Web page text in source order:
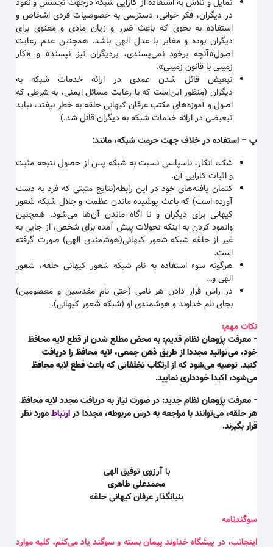
در دیگران، فکر خوانی، دسترسی به خصوصیات فردی اشخاص و
استفاده به نحوی که باعث ضرر و زیان مادی و معنوی برای
دیگران بوده و مغایر با عدل الهی باشد. همچنین عدم رعایت
اصول«آنچه برخود نمی‌پسندی، بردیگران نیز نپسند» و «کار
زمینی با قانون زمینی».
تبعیض قائل شدن عمدی در ارائه خدمات شبکه به
دیگران(منظور این‌است که با رعایت مسائل ایمنی، به شرطی که
اصول و آموزه‌های مکتب عرفان کیهانی حلقه به خطر نیفتد، نباید
تبعیضی در ارائه خدمات شبکه به دیگران قائل شد.)
– استفاده در خلاف جهت حرمت شبکه، مانند:
شک، انکار، ناسپاسی نسبت به شبکه پس از حصول نتیجه مثبت
و اثبات کارایی آن.
کتمان یافته‌های خود در این رابطه(نتایج مثبتی که فرد به دست
آورده است) که باعث پوشیده ماندن عظمت و جلال شبکه شعور
کیهانی برای دیگران و نا اگاه ماندن آن‌ها می‌شود. همچنین
وانمود کردن به اینکه تحولات پیش آمده برای شخص، از جایی به
غیر از حلقه شبکه شعور کیهانی(هوشمندی الهی) صورت گرفته
است.
هرگونه سوء استفاده به نام شبکه شعور کیهانی حلقه، شعور
الهی و…
در راس قرار دادن هر نامی (حتی نام مقدسین و معصومین)
بجای نام خداوند و هوشمندی او (شبکه شعور کیهانی).
نکات مهم:
- معرفت پژوهان نظام قدیم: به محض مطلع شدن از قطع لایه محافظ
خود، می‌توانید مجددا از طریق ذهن جمعی، لایه محافظ را دریافت
کنید. توصیه می‌شود که از ارتکاب تخلفاتی که باعث قطع لایه محافظ
می‌شود، اکیدا خودداری نمایید.
- معرفت پژوهان نظام جدید: در صورت نیاز به دریافت مجدد لایه محافظ
هر حلقه، می‌توانند با مراجعه به درس مربوطه، مجددا درارتباطمورد نظر
قرار بگیرند.
با آرزوی توفیق الهی
محمدعلی طاهری
بنیانگذار عرفان کیهانی حلقه
سوگندنامه
اینجانب، در پیشگاه خداوند پیمان بسته و سوگند یاد می‌کنم، کلیه موارد